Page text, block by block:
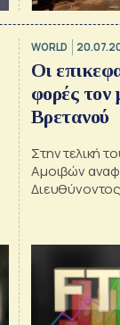
WORLD
Οι
φορές τον
Βρετανού
Στην τελική
Αμοιβών